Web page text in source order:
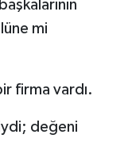
mi
firma vardı.
değeni